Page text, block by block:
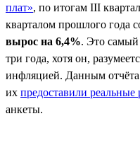
плат», по итогам III
кварталом прошлого года
вырос на 6,4%. Это самый
три года, хотя он,
инфляцией. Данным
их предоставили реальные
анкеты.